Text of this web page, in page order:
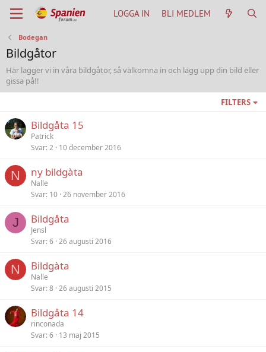
LOGGA IN BLI MEDLEM
Bodegan
Bildgåtor
Här lägger vi in våra bildgåtor, så välkomna in och lägg upp din bild eller
gissa på!!
FILTERS
Bildgåta 15
Patrick
Svar 2 10 december 2016
N ny bildgàta
Nalle
Svar 10 26 november 2016
J Bildgåta
Jensl
Svar 6 26 augusti 2016
N Bildgàta
Nalle
Svar 8 26 augusti 2015
Bildgåta 14
rinconada
Svar 6 13 maj 2015